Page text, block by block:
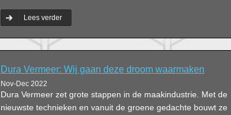
Lees verder
Dura Vermeer: Wij gaan deze droom waarmaken
Nov-Dec 2022
Dura Vermeer zet grote stappen in de maakindustrie. Met de
nieuwste technieken en vanuit de groene gedachte bouwt ze